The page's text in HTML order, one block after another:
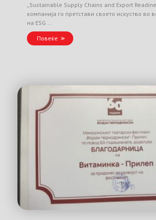
„Sustainable Supply Chains and Export
компанија го претстави своето искуство во
на ESG …
Повеќе